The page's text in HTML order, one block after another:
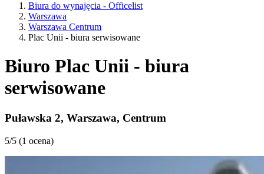
Biura do wynajęcia - Officelist
Warszawa
Warszawa Centrum
Plac Unii - biura serwisowane
Biuro Plac Unii - biura
serwisowane
Puławska 2, Warszawa, Centrum
5/5 (1 ocena)